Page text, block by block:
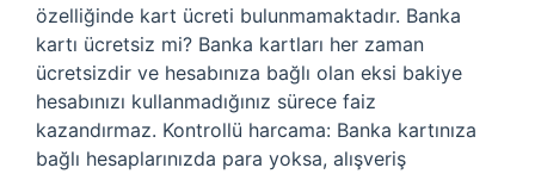
özelliğinde kart ücreti bulunmamaktadır. Banka
kartı ücretsiz mi? Banka kartları her zaman
ücretsizdir ve hesabınıza bağlı olan eksi bakiye
hesabınızı kullanmadığınız sürece faiz
kazandırmaz. Kontrollü harcama: Banka kartınıza
bağlı hesaplarınızda para yoksa, alışveriş